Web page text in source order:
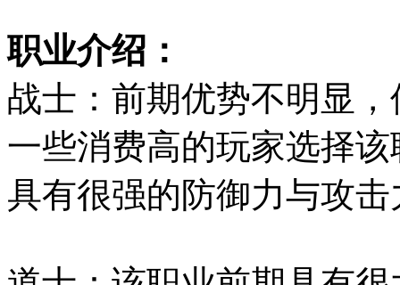
职业介绍：
战士：前期优势不明显
一些消费高的玩家选择
具有很强的防御力与攻击